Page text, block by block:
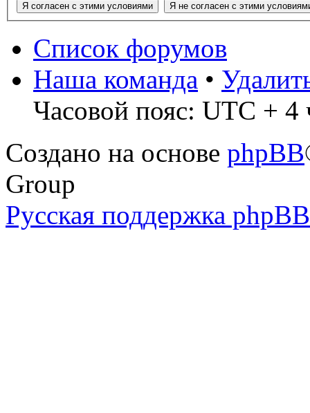
Список форумов
Наша команда •
Часовой пояс: UTC + 4
Создано на основе phpBB
Group
Русская поддержка phpBB